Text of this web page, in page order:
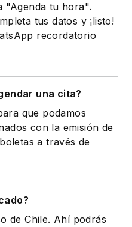
"Agenda tu hora".
tus datos y ¡listo!
recordatorio
una cita?
que podamos
con la emisión de
a través de
de Chile. Ahí podrás